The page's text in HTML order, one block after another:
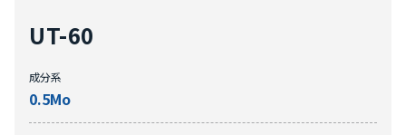
UT-60
成分系
0.5Mo